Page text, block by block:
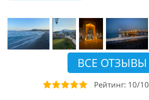
ВСЕ ОТЗЫВЫ
Рейтинг: 10/10